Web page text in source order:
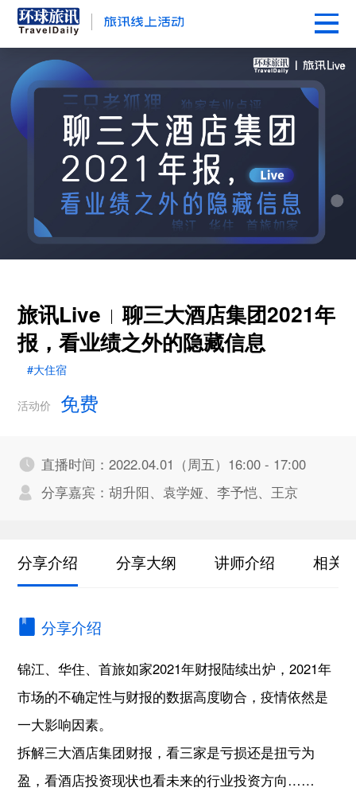
旅讯Live
聊三大酒店集团2021年
报，看业绩之外的隐藏信息
#大住宿
直播时间：2022.04.01（周五）16:00 - 17:00
分享嘉宾：胡升阳、袁学娅、李予恺、王京
活动价 免费
分享介绍 分享大纲 讲师介绍 相关
分享介绍
锦江、华住、首旅如家2021年财报陆续出炉，2021年
市场的不确定性与财报的数据高度吻合，疫情依然是
一大影响因素。
拆解三大酒店集团财报，看三家是亏损还是扭亏为
盈，看酒店投资现状也看未来的行业投资方向……